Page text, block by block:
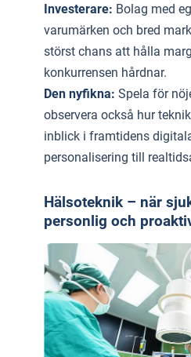
Investerare: Bolag med
varumärken och bred
störst chans att hålla
konkurrensen hårdnar.
Den nyfikna: Spela för
observera också hur
inblick i framtidens
personalisering till
Hälsoteknik – när
personlig och